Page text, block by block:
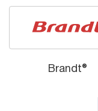
Brandt®